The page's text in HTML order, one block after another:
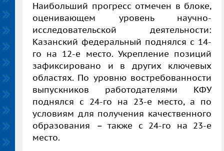
Наибольший прогресс отмечен в блоке,
оценивающем уровень научно-
исследовательской деятельности:
Казанский федеральный поднялся с 14-
го на 12-е место. Укрепление позиций
зафиксировано и в других ключевых
областях. По уровню востребованности
выпускников работодателями КФУ
поднялся с 24-го на 23-е место, а по
условиям для получения качественного
образования
–также с 24-го на 23-е
место.